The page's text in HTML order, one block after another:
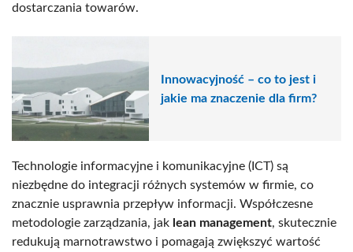
dostarczania towarów.
Innowacyjność – co to jest i
jakie ma znaczenie dla firm?
Technologie informacyjne i komunikacyjne (ICT) są
niezbędne do integracji różnych systemów w firmie, co
znacznie usprawnia przepływ informacji. Współczesne
metodologie zarządzania, jak lean management, skutecznie
redukują marnotrawstwo i pomagają zwiększyć wartość